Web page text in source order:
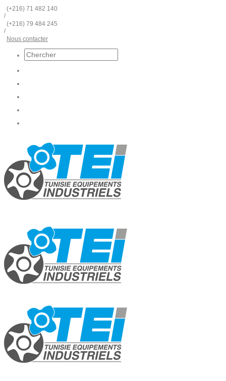
(+216) 71 482 140
/
(+216) 79 484 245
/
Nous contacter